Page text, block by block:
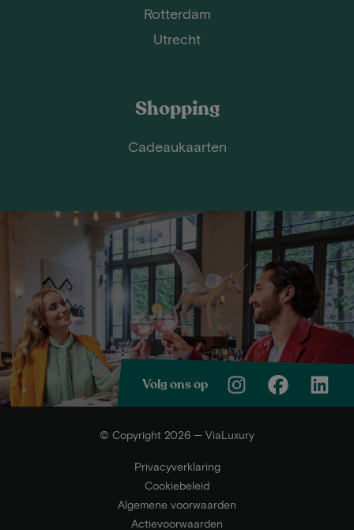
Rotterdam
Utrecht
Shopping
Cadeaukaarten
Volg ons op
© Copyright 2026 — ViaLuxury
Privacyverklaring
Cookiebeleid
Algemene voorwaarden
Actievoorwaarden